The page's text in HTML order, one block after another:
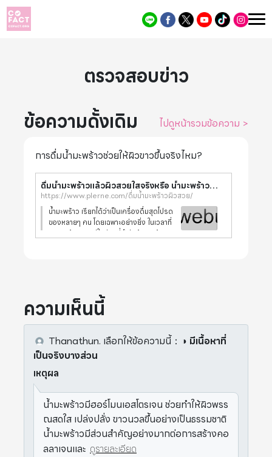
ตรวจสอบข่าว
ข้อความดั้งเดิม
ไปดูหน้ารวมข้อความ >
การดื่มน้ำมะพร้าวช่วยให้ผิวขาวขึ้นจริงไหม?
ดื่มน้ำมะพร้าวแล้วผิวสวยใสจริงหรือ น้ำมะพร้าวทำให้อ้วนหรือเปล่า และมีประโยชน์อะไรบ้าง - Plerne.com
https://www.plerne.com/ดื่มน้ำมะพร้าวผิวสวย/
น้ำมะพร้าว เรียกได้ว่าเป็นเครื่องดื่มสุดโปรด
ของหลายๆ คน โดยเฉพาะอย่างยิ่ง ในเวลาที่
อากาศบ้านเราอยู่ในช่วงที่กำลังร้อนๆ ด้วย
ความเห็นนี้
Thanathun. เลือกให้ข้อความนี้： ◑ มีเนื้อหาที่
เป็นจริงบางส่วน
เหตุผล
น้ำมะพร้าวมีฮอร์โมนเอสโตรเจน ช่วยทำให้ผิวพรร
ณสดใส เปล่งปลั่ง ขาวนวลขึ้นอย่างเป็นธรรมชาติ
น้ำมะพร้าวมีส่วนสำคัญอย่างมากต่อการสร้างคอ
ลลาเจนและ ดูรายละเอียด